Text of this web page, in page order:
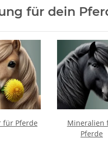
für dein
für Pferde
Mineralien
Pferde